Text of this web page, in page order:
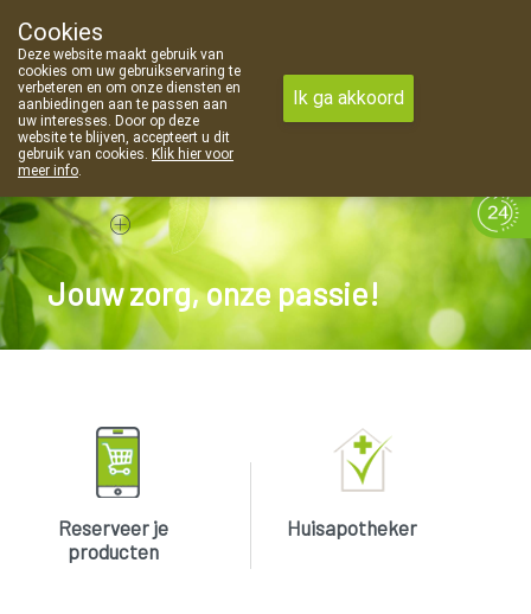
09 373 94 03
gesloten
Jouw zorg, onze passie!
Reserveer je
producten
Huisapotheker
Cookies
Deze website maakt gebruik van
cookies om uw gebruikservaring te
verbeteren en om onze diensten en
aanbiedingen aan te passen aan
uw interesses. Door op deze
website te blijven, accepteert u dit
gebruik van cookies. Klik hier voor
meer info.
Ik ga akkoord